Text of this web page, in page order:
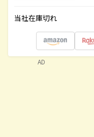
当社在庫切れ
AD